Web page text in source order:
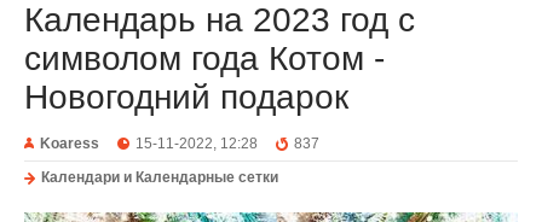
Календарь на 2023 год с
символом года Котом -
Новогодний подарок
Koaress 15-11-2022, 12:28
837
Календари и Календарные сетки